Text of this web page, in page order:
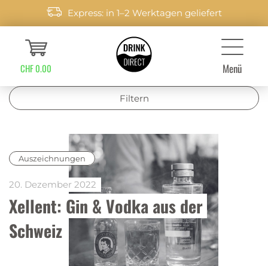
Express: in 1–2 Werktagen geliefert
CHF 0.00 Menü
Filtern
Auszeichnungen
Xellent: Gin & Vodka aus der
Schweiz
20. Dezember 2022